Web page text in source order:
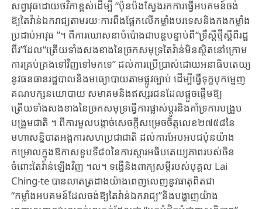
សព្វាវុធ​ដោយថវិកាខ្ពស់​ដើម្បី ​“ប៉ុនប៉ង​ស្វែងរក​ការ​ធ្វើ​អបគមន៍ចង់​
ឱ្យតៃវ៉ាន់ឯករាជ្យ​តាម​រយៈការ​​ពឹង​ផ្អែក​លើ​កម្លាំងបរទេស​និង​កង​កម្លាំង​
ប្រ​ដាប់អាវុធ ”។ ពី​ការឃោសនាបំប៉ោង​ជាបន្តបន្ទាប់ពី​“ទ្រឹស្តី​​ថ្មីស្តីពីរដ្ឋ​​
ពីរ​”ដែល“ត្រើយទាំង​សង​ខាងនៃ​ច្រកសមុទ្រ​តៃវ៉ាន់មិន​ស្ថិតនៅក្រោម​
ការគ្រប់គ្រង​ទៅវិញទៅ​មកទេ” ដល់​ការ​ប្រើ​ប្រាស់ដោយ​អនាធិបតេយ្យ​
នូវធនធានរដ្ឋបាល​និងមធ្យោបាយ​តាម​ផ្លូវ​ច្បាប់ ​ដើម្បី​ធ្វើ​ទុក្ខ​បុកម្នេញ​
គណបក្សនយោបាយ​ សមាគម​និងឥស្សរជន​ដែលផ្តួចផ្តើម​ឱ្យ​
ត្រើយទាំ​ង​សង​ខាងនៃ​ច្រក​សមុទ្រ​ធ្វើ​ការ​ផ្លាស់​ប្តូរ​និងគាំទ្រ​ការបង្រួប
បង្រួមជាតិ ​។ ពីការមួលបង្កាច់​សេច​ក្តី​ស​ម្រេច​ចិត្តលេខ២៧៥៨​នៃ
មហាសន្និបាត​អង្គការ​សហប្រជា​ជាតិ ដល់​ការ​អែបអបជប៉ុន​យ៉ាង​
កម្រោល​ក្នុងឱកាសខួប​ទី៨០នៃ​ការស្តារ​អធិបតេយ្យភាព​របស់ចិន​
ចំពោះតៃវ៉ាន់​ឡើង​វិញ​ ។ល។ ​ទង្វើនិង​ពាក្យសម្តីរបស់​បុគ្គល ​Lai ​
Ching-te ​បានលាត​ត្រដាង​យ៉ាង​ពេញ​លេ​ញ​នូវ​ធាតុ​ពិតជា​
“កម្លាំងអបគមន៍​ដែលចង់​ឱ្យតៃវ៉ាន់ឯករាជ្យ”​និងបង្ហាញ​យ៉ាង